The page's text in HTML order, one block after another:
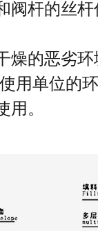
阀杆的丝
燥的恶劣
用单位的
用。